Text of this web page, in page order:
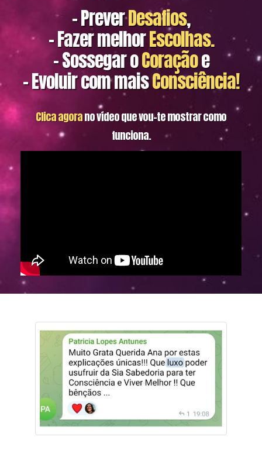
-PreverDesafios,
- FazermelhorEscolhas.
-SossegaroCoraçãoe
-Evoluircom maisConsciência!
Clica agorano vídeo que vou-te mostrar como
funciona.